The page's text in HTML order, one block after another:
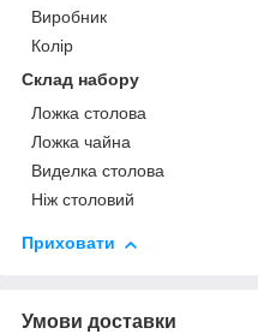
Виробник
Колір
Склад набору
Ложка столова
Ложка чайна
Виделка столова
Ніж столовий
Приховати
Умови доставки